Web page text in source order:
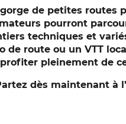
de petites
pourront
techniques et
de route ou un VTT
profiter pleinement de
dès maintenant à